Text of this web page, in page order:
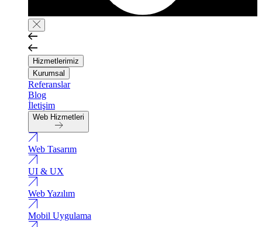
Hizmetlerimiz
Kurumsal
Referanslar
Blog
İletişim
Web Hizmetleri
Web Tasarım
UI & UX
Web Yazılım
Mobil Uygulama